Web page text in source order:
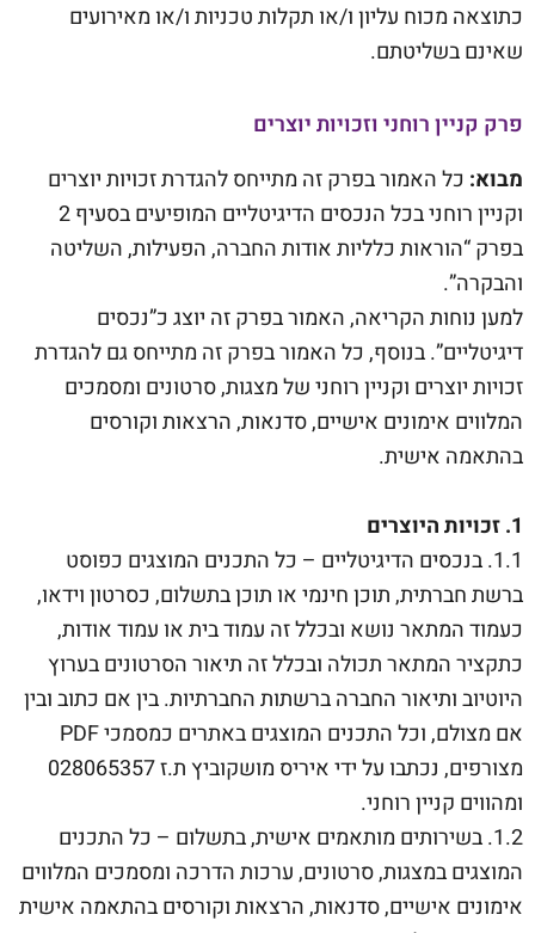
כתוצאה מכוח עליון ו/או תקלות טכניות ו/או מאירועים
שאינם בשליטתם.
פרק קניין רוחני וזכויות יוצרים
מבוא: כל האמור בפרק זה מתייחס להגדרת זכויות יוצרים
וקניין רוחני בכל הנכסים הדיגיטליים המופיעים בסעיף 2
בפרק “הוראות כלליות אודות החברה, הפעילות, השליטה
והבקרה”.
למען נוחות הקריאה, האמור בפרק זה יוצג כ”נכסים
דיגיטליים”. בנוסף, כל האמור בפרק זה מתייחס גם להגדרת
זכויות יוצרים וקניין רוחני של מצגות, סרטונים ומסמכים
המלווים אימונים אישיים, סדנאות, הרצאות וקורסים
בהתאמה אישית.
1. זכויות היוצרים
1.1. בנכסים הדיגיטליים – כל התכנים המוצגים כפוסט
ברשת חברתית, תוכן חינמי או תוכן בתשלום, כסרטון וידאו,
כעמוד המתאר נושא ובכלל זה עמוד בית או עמוד אודות,
כתקציר המתאר תכולה ובכלל זה תיאור הסרטונים בערוץ
היוטיוב ותיאור החברה ברשתות החברתיות. בין אם כתוב ובין
אם מצולם, וכל התכנים המוצגים באתרים כמסמכי PDF
מצורפים, נכתבו על ידי איריס מושקוביץ ת.ז 028065357
ומהווים קניין רוחני.
1.2. בשירותים מותאמים אישית, בתשלום – כל התכנים
המוצגים במצגות, סרטונים, ערכות הדרכה ומסמכים המלווים
אימונים אישיים, סדנאות, הרצאות וקורסים בהתאמה אישית